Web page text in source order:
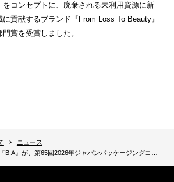
コンセプトに、廃棄される未利用資源に新
貢献するブランド『From Loss To Beauty』
賞を受賞しました。
ニュース
年ジャパンパッケージングコンペティション 経済産業省大臣官房商務・サービス審議官賞受賞